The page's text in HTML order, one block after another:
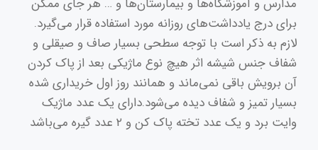
برای درج یادداشت‌های روزانه مورد استفاده قرار می‌گیرد.
لازم به ذکر است با توجه سطحی بسیار صاف و صیقلی و
شفاف جنس شیشه اثر هیچ نوع ماژیکی بعد از پاک کردن
آن برویش باقی نمی‌ماند و همانند روز اول خریداری شده
بسیار تمیز و شفاف دیده می‌شود.دارای یک عدد ماژیک
وایت برد و یک عدد تخته پاک کن و ۲ عدد گیره می‌باشد